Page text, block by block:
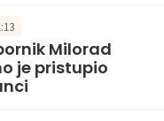
Milorad
je pristupio